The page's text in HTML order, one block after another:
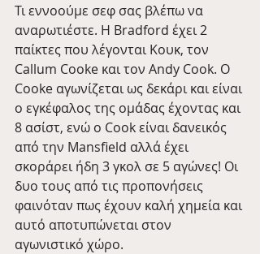
Τι εννοούμε σεφ σας βλέπω να
αναρωτιέστε. Η Bradford έχει 2
παίκτες που λέγονται Κουκ, τον
Callum Cooke και τον Andy Cook. Ο
Cooke αγωνίζεται ως δεκάρι και είναι
ο εγκέφαλος της ομάδας έχοντας και
8 ασίστ, ενώ ο Cook είναι δανεικός
από την Mansfield αλλά έχει
σκοράρει ήδη 3 γκολ σε 5 αγώνες! Οι
δυο τους από τις προπονήσεις
φαινόταν πως έχουν καλή χημεία και
αυτό αποτυπώνεται στον
αγωνιστικό χώρο.